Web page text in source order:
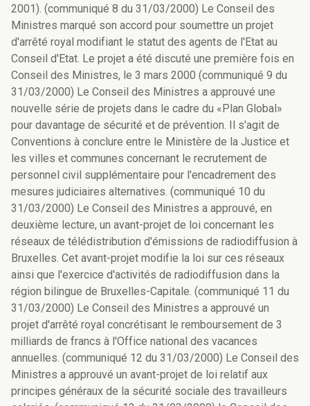
2001). (communiqué 8 du 31/03/2000) Le Conseil des
Ministres marqué son accord pour soumettre un projet
d'arrêté royal modifiant le statut des agents de l'Etat au
Conseil d'Etat. Le projet a été discuté une première fois en
Conseil des Ministres, le 3 mars 2000 (communiqué 9 du
31/03/2000) Le Conseil des Ministres a approuvé une
nouvelle série de projets dans le cadre du «Plan Global»
pour davantage de sécurité et de prévention. Il s'agit de
Conventions à conclure entre le Ministère de la Justice et
les villes et communes concernant le recrutement de
personnel civil supplémentaire pour l'encadrement des
mesures judiciaires alternatives. (communiqué 10 du
31/03/2000) Le Conseil des Ministres a approuvé, en
deuxième lecture, un avant-projet de loi concernant les
réseaux de télédistribution d'émissions de radiodiffusion à
Bruxelles. Cet avant-projet modifie la loi sur ces réseaux
ainsi que l'exercice d'activités de radiodiffusion dans la
région bilingue de Bruxelles-Capitale. (communiqué 11 du
31/03/2000) Le Conseil des Ministres a approuvé un
projet d'arrêté royal concrétisant le remboursement de 3
milliards de francs à l'Office national des vacances
annuelles. (communiqué 12 du 31/03/2000) Le Conseil des
Ministres a approuvé un avant-projet de loi relatif aux
principes généraux de la sécurité sociale des travailleurs